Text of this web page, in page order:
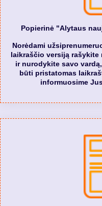
Popierinė "Alytaus
Norėdami
laikraščio versiją rašykite
ir nurodykite savo
būti pristatomas
informuosime